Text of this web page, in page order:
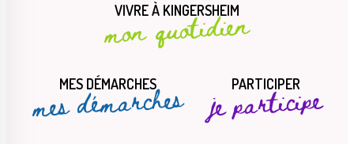
VIVRE À KINGERSHEIM
mon quotidien
MES DÉMARCHES
mes démarches PARTICIPER
je participe